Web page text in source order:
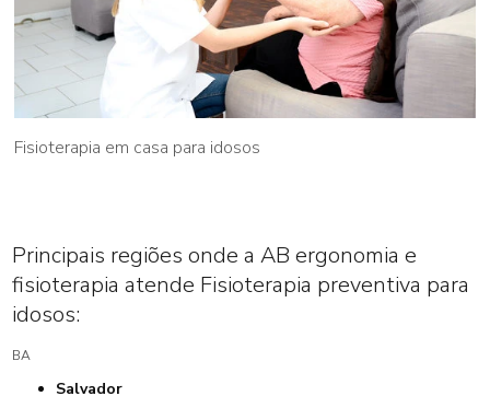
Fisioterapia em casa para idosos
Principais regiões onde a AB ergonomia e
fisioterapia atende Fisioterapia preventiva para
idosos:
BA
Salvador